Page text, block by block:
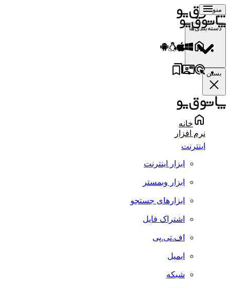
منو
دسته‌بندی‌ها
بستن
خانه
نرم افزار
اینترنت
ابزار اینترنت
ابزار وبمستر
ابزارهای جستجو
اشتراک فایل
اف.تی.پی
ایمیل
شبکه